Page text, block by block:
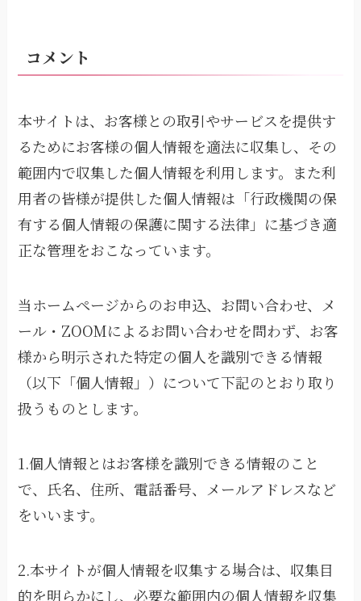
コメント
本サイトは、お客様との取引やサービスを提供す
るためにお客様の個人情報を適法に収集し、その
範囲内で収集した個人情報を利用します。また利
用者の皆様が提供した個人情報は「行政機関の保
有する個人情報の保護に関する法律」に基づき適
正な管理をおこなっています。
当ホームページからのお申込、お問い合わせ、メ
ール・ZOOMによるお問い合わせを問わず、お客
様から明示された特定の個人を識別できる情報
（以下「個人情報」）について下記のとおり取り
扱うものとします。
1.個人情報とはお客様を識別できる情報のこと
で、氏名、住所、電話番号、メールアドレスなど
をいいます。
2.本サイトが個人情報を収集する場合は、収集目
的を明らかにし、必要な範囲内の個人情報を収集